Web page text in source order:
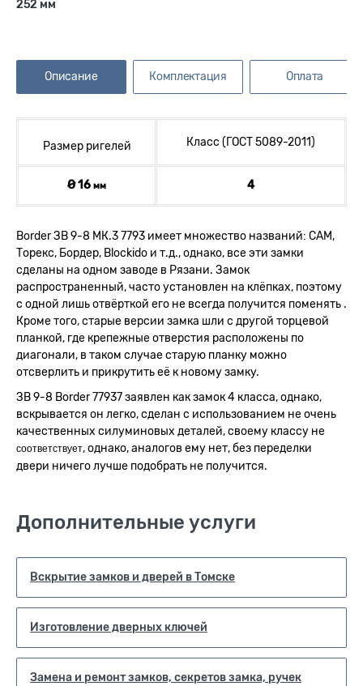
252 мм
Описание Комплектация Оплата
Размер ригелей Класс (ГОСТ 5089-2011)
Ø 16 мм 4
Border ЗВ 9-8 МК.3 7793 имеет множество названий: САМ,
Торекс, Бордер, Blockido и т.д., однако, все эти замки
сделаны на одном заводе в Рязани. Замок
распространенный, часто установлен на клёпках, поэтому
с одной лишь отвёрткой его не всегда получится поменять .
Кроме того, старые версии замка шли с другой торцевой
планкой, где крепежные отверстия расположены по
диагонали, в таком случае старую планку можно
отсверлить и прикрутить её к новому замку.
ЗВ 9-8 Border 77937 заявлен как замок 4 класса, однако,
вскрывается он легко, сделан с использованием не очень
качественных силуминовых деталей, своему классу не
соответствует, однако, аналогов ему нет, без переделки
двери ничего лучше подобрать не получится.
Дополнительные услуги
Вскрытие замков и дверей в Томске
Изготовление дверных ключей
Замена и ремонт замков, секретов замка, ручек